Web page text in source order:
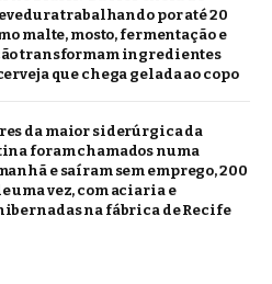
trabalhando por até 20
malte, mosto, fermentação e
transformam ingredientes
que chega gelada ao copo
da maior siderúrgica da
foram chamados numa
e saíram sem emprego, 200
uma vez, com aciaria e
na fábrica de Recife